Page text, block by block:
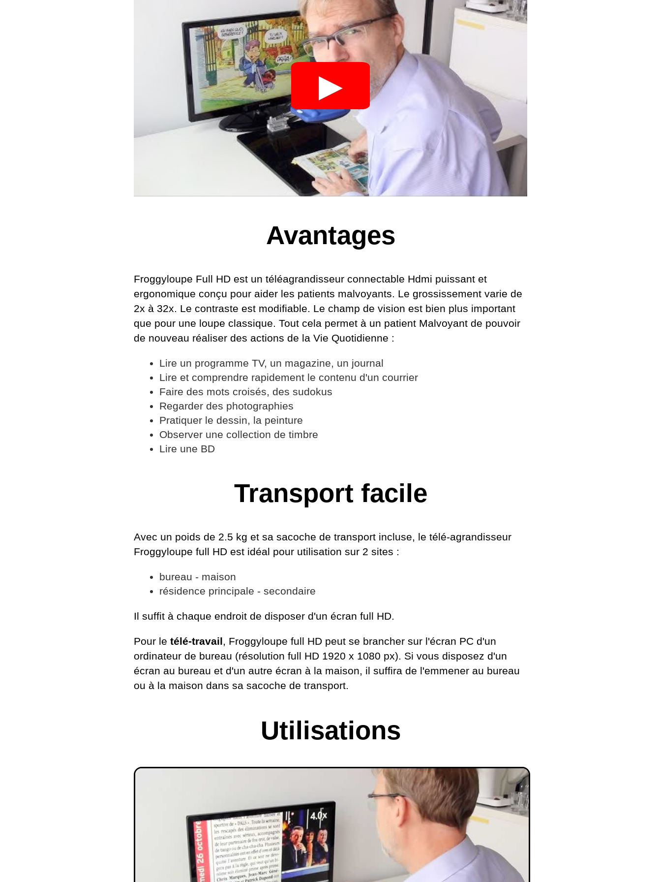
Avantages
Froggyloupe Full HD est un téléagrandisseur connectable Hdmi puissant et
ergonomique conçu pour aider les patients malvoyants. Le grossissement varie de
2x à 32x. Le contraste est modifiable. Le champ de vision est bien plus important
que pour une loupe classique. Tout cela permet à un patient Malvoyant de pouvoir
de nouveau réaliser des actions de la Vie Quotidienne :
Lire un programme TV, un magazine, un journal
Lire et comprendre rapidement le contenu d'un courrier
Faire des mots croisés, des sudokus
Regarder des photographies
Pratiquer le dessin, la peinture
Observer une collection de timbre
Lire une BD
Transport facile
Avec un poids de 2.5 kg et sa sacoche de transport incluse, le télé-agrandisseur
Froggyloupe full HD est idéal pour utilisation sur 2 sites :
bureau - maison
résidence principale - secondaire
Il suffit à chaque endroit de disposer d'un écran full HD.
Pour le télé-travail, Froggyloupe full HD peut se brancher sur l'écran PC d'un
ordinateur de bureau (résolution full HD 1920 x 1080 px). Si vous disposez d'un
écran au bureau et d'un autre écran à la maison, il suffira de l'emmener au bureau
ou à la maison dans sa sacoche de transport.
Utilisations